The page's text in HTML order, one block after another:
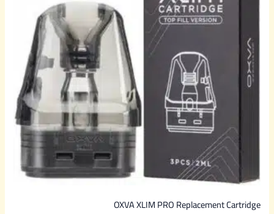
OXVA XLIM PRO Replacement Cartridge